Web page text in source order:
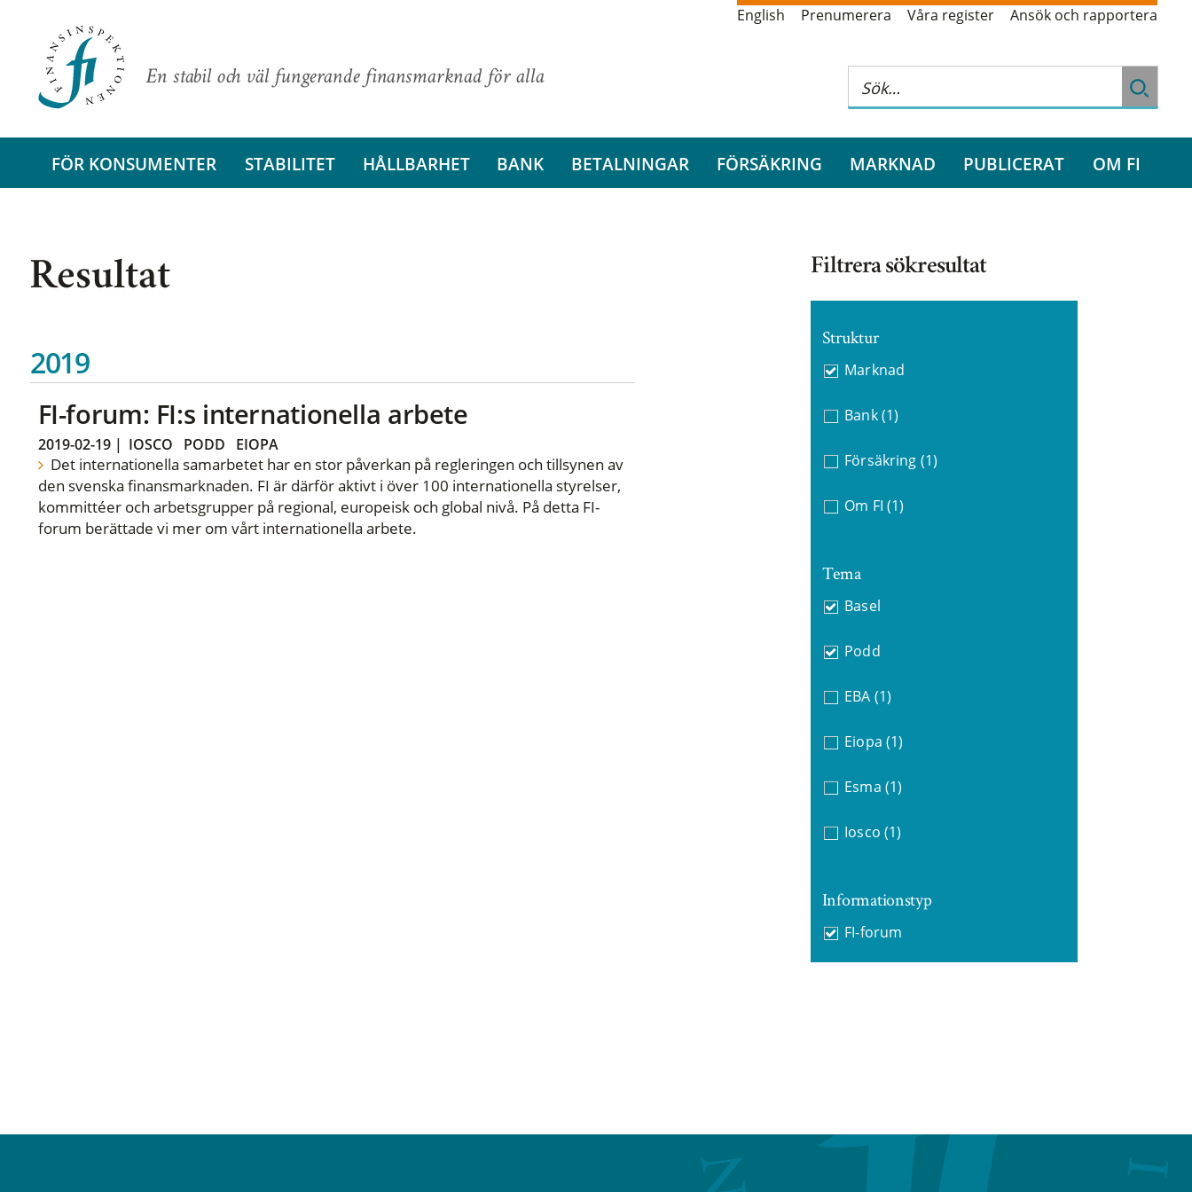
En stabil och väl fungerande finansmarknad för alla
English Prenumerera Våra register Ansök och rapportera
FÖR KONSUMENTER STABILITET HÅLLBARHET BANK BETALNINGAR FÖRSÄKRING MARKNAD PUBLICERAT OM FI
Resultat
2019
FI-forum: FI:s internationella arbete
2019-02-19| IOSCO PODD EIOPA
Det internationella samarbetet har en stor påverkan på regleringen och tillsynen av
den svenska finansmarknaden. FI är därför aktivt i över 100 internationella styrelser,
kommittéer och arbetsgrupper på regional, europeisk och global nivå. På detta FI-
forum berättade vi mer om vårt internationella arbete.
Filtrera sökresultat
Struktur
Marknad
Bank (1)
Försäkring (1)
Om FI (1)
Tema
Basel
Podd
EBA (1)
Eiopa (1)
Esma (1)
Iosco (1)
Informationstyp
FI-forum